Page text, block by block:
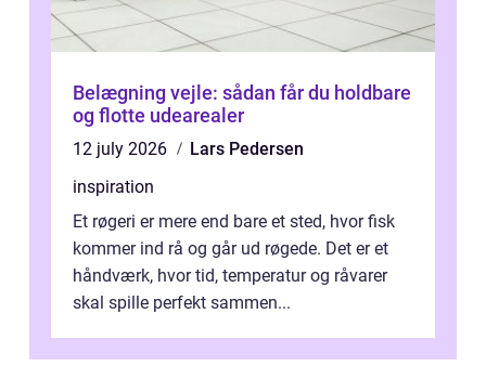
Belægning vejle: sådan får du holdbare
og flotte udearealer
12 july 2026
Lars Pedersen
inspiration
Et røgeri er mere end bare et sted, hvor fisk
kommer ind rå og går ud røgede. Det er et
håndværk, hvor tid, temperatur og råvarer
skal spille perfekt sammen...